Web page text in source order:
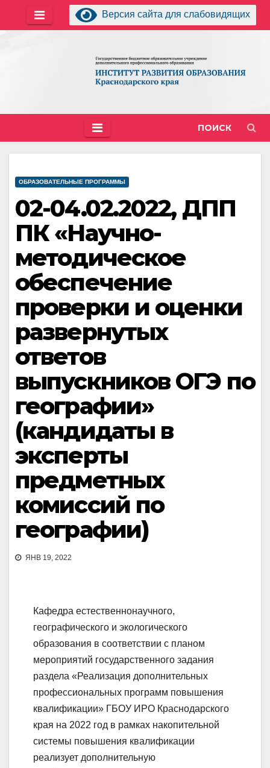
Версия сайта для слабовидящих
ПОИСК
ОБРАЗОВАТЕЛЬНЫЕ ПРОГРАММЫ
02-04.02.2022, ДПП
ПК «Научно-
методическое
обеспечение
проверки и оценки
развернутых
ответов
выпускников ОГЭ по
географии»
(кандидаты в
эксперты
предметных
комиссий по
географии)
ЯНВ 19, 2022
Кафедра естественнонаучного,
географического и экологического
образования в соответствии с планом
мероприятий государственного задания
раздела «Реализация дополнительных
профессиональных программ повышения
квалификации» ГБОУ ИРО Краснодарского
края на 2022 год в рамках накопительной
системы повышения квалификации
реализует дополнительную